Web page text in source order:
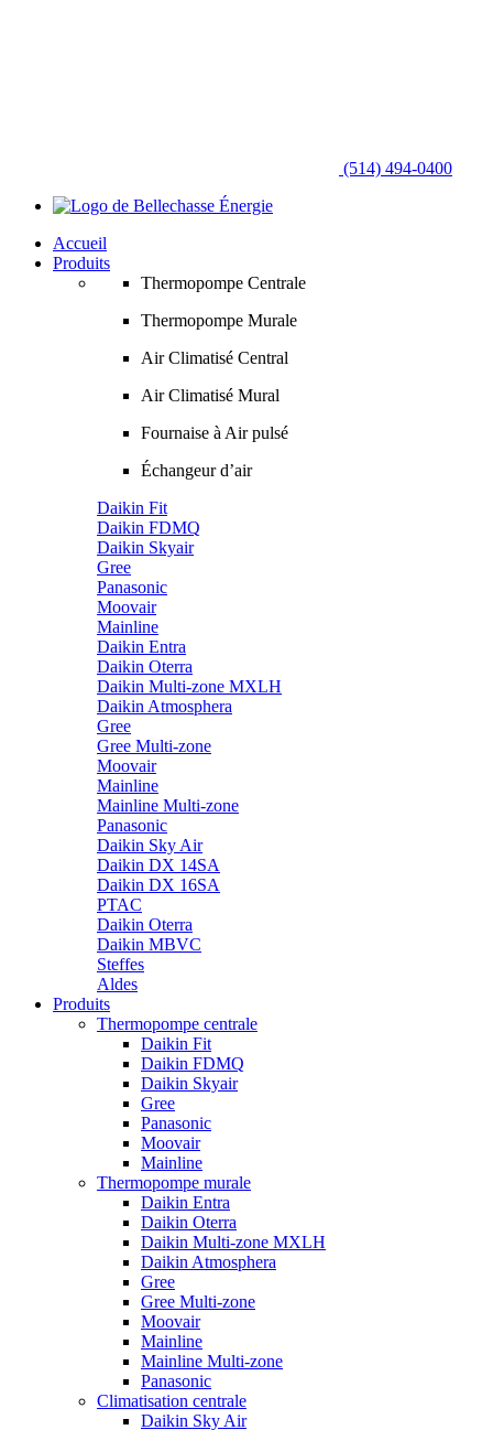
(514) 494-0400
Accueil
Produits
Thermopompe Centrale
Thermopompe Murale
Air Climatisé Central
Air Climatisé Mural
Fournaise à Air pulsé
Échangeur d’air
Daikin Fit
Daikin FDMQ
Daikin Skyair
Gree
Panasonic
Moovair
Mainline
Daikin Entra
Daikin Oterra
Daikin Multi-zone MXLH
Daikin Atmosphera
Gree
Gree Multi-zone
Moovair
Mainline
Mainline Multi-zone
Panasonic
Daikin Sky Air
Daikin DX 14SA
Daikin DX 16SA
PTAC
Daikin Oterra
Daikin MBVC
Steffes
Aldes
Produits
Thermopompe centrale
Daikin Fit
Daikin FDMQ
Daikin Skyair
Gree
Panasonic
Moovair
Mainline
Thermopompe murale
Daikin Entra
Daikin Oterra
Daikin Multi-zone MXLH
Daikin Atmosphera
Gree
Gree Multi-zone
Moovair
Mainline
Mainline Multi-zone
Panasonic
Climatisation centrale
Daikin Sky Air